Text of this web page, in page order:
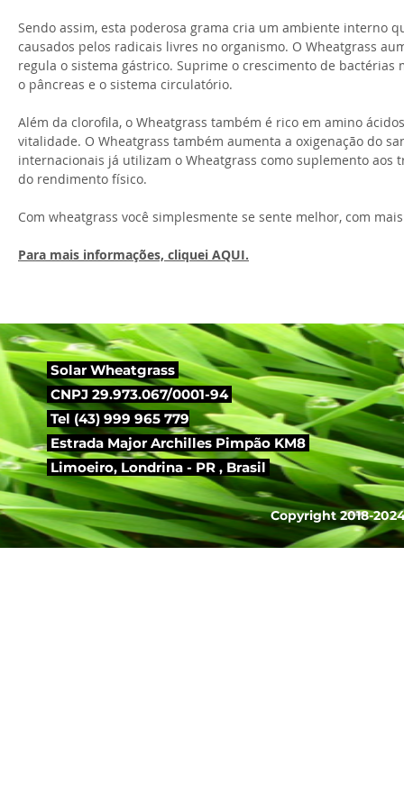
Sendo assim, esta poderosa grama cria um ambiente interno
causados pelos radicais livres no organismo. O Wheatgrass
regula o sistema gástrico. Suprime o crescimento de
o pâncreas e o sistema circulatório.
Além da clorofila, o Wheatgrass também é rico em amino
vitalidade. O Wheatgrass também aumenta a oxigenação do
internacionais já utilizam o Wheatgrass como suplemento
do rendimento físico.
Com wheatgrass você simplesmente se sente melhor, com
Para mais informações, cliquei AQUI.
Copyright 2018-
Solar Wheatgrass
CNPJ 29.973.067/0001-94
Tel (43) 999 965 779
Estrada Major Archilles Pimpão KM8
Limoeiro, Londrina - PR , Brasil